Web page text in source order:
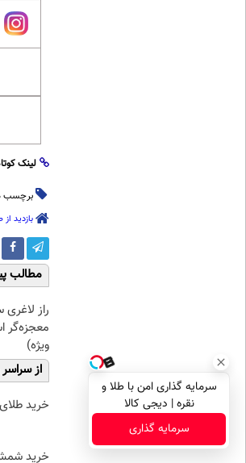
لینک
برچسب
بازدید
مطالب
راز لاغری
معجزه‌گر
ویژه)
از
خرید طلای
سرمایه گذاری امن با طلا و
نقره | دیجی کالا
سرمایه گذاری